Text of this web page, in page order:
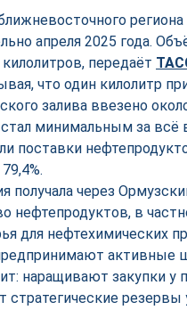
апреля 2025 года.
передаёт
что один килолитр
залива ввезено
минимальным за
поставки
получала через
нефтепродуктов, в
для нефтехимических
активные
наращивают закупки у
стратегические резервы